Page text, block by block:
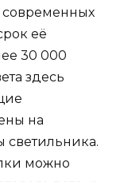
современных
её
30 000
здесь
на
светильника.
можно